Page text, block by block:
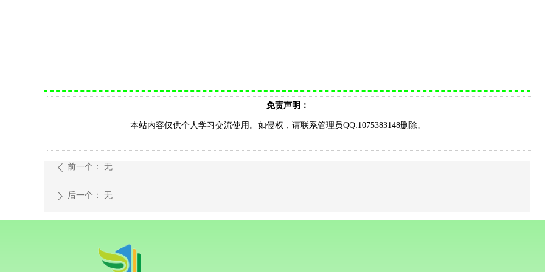
免责声明：
本站内容仅供个人学习交流使用。如侵权，请联系管理员QQ:1075383148删除。
ꄴ 前一个： 无
ꄲ 后一个： 无